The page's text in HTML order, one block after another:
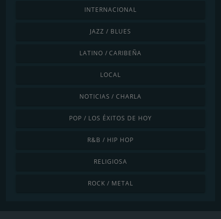
INTERNACIONAL
JAZZ / BLUES
LATINO / CARIBEÑA
LOCAL
NOTICIAS / CHARLA
POP / LOS ÉXITOS DE HOY
R&B / HIP HOP
RELIGIOSA
ROCK / METAL